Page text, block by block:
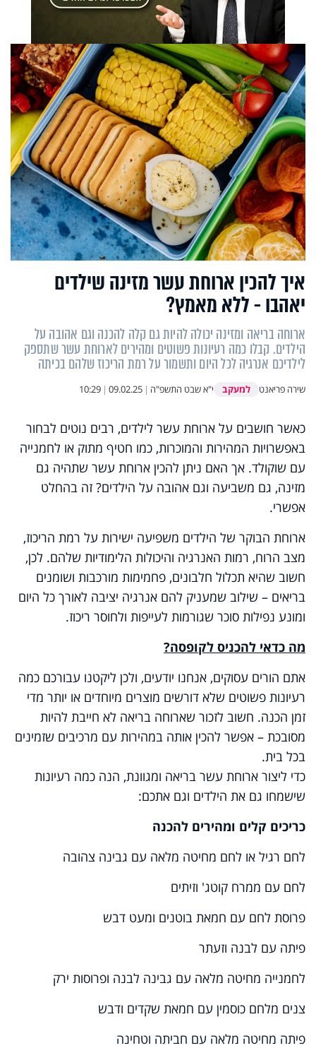
איך להכין ארוחת עשר מזינה שילדים
יאהבו - ללא מאמץ?
ארוחה בריאה ומזינה יכולה להיות גם קלה להכנה וגם אהובה על
הילדים. קבלו כמה רעיונות פשוטים ומהירים לארוחת עשר שתספק
לילדיכם אנרגיה לכל היום ותשמור על רמת הריכוז שלהם בכיתה
שירה פריאנט למעקב י"א שבט התשפ"ה |
09.02.25
|
10:29
כאשר חושבים על ארוחת עשר לילדים, רבים נוטים לבחור
באפשרויות המהירות והמוכרות, כמו חטיף מתוק או לחמנייה
עם שוקולד. אך האם ניתן להכין ארוחת עשר שתהיה גם
מזינה, גם משביעה וגם אהובה על הילדים? זה בהחלט
אפשרי.
ארוחת הבוקר של הילדים משפיעה ישירות על רמת הריכוז,
מצב הרוח, רמות האנרגיה והיכולות הלימודיות שלהם. לכן,
חשוב שהיא תכלול חלבונים, פחמימות מורכבות ושומנים
בריאים – שילוב שמעניק להם אנרגיה יציבה לאורך כל היום
ומונע נפילות סוכר שגורמות לעייפות ולחוסר ריכוז.
מה כדאי להכניס לקופסה?
אתם הורים עסוקים, אנחנו יודעים, ולכן ליקטנו עבורכם כמה
רעיונות פשוטים שלא דורשים מוצרים מיוחדים או יותר מדי
זמן הכנה. חשוב לזכור שארוחה בריאה לא חייבת להיות
מסובכת – אפשר להכין אותה במהירות עם מרכיבים שזמינים
בכל בית.
כדי ליצור ארוחת עשר בריאה ומגוונת, הנה כמה רעיונות
שישמחו גם את הילדים וגם אתכם:
כריכים קלים ומהירים להכנה
לחם רגיל או לחם מחיטה מלאה עם גבינה צהובה
לחם עם ממרח קוטג' וזיתים
פרוסת לחם עם חמאת בוטנים ומעט דבש
פיתה עם לבנה וזעתר
לחמנייה מחיטה מלאה עם גבינה לבנה ופרוסות ירק
צנים מלחם כוסמין עם חמאת שקדים ודבש
פיתה מחיטה מלאה עם חביתה וטחינה